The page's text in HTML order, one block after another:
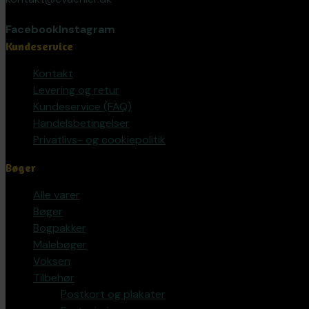
FacebookInstagram
Kundeservice
Kontakt
Levering og retur
Kundeservice (FAQ)
Handelsbetingelser
Privatlivs- og cookiepolitik
Bøger
Alle varer
Bøger
Bogpakker
Malebøger
Voksen
Tilbehør
Postkort og plakater